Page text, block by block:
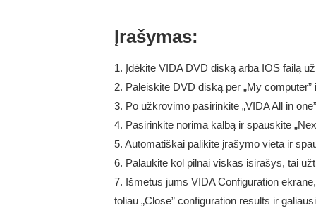
Įrašymas:
1. Įdėkite VIDA DVD diską arba IOS failą
2. Paleiskite DVD diską per „My computer”
3. Po užkrovimo pasirinkite „VIDA All in
4. Pasirinkite norima kalbą ir spauskite
5. Automatiškai palikite įrašymo vieta ir
6. Palaukite kol pilnai viskas isirašys, tai
7. Išmetus jums VIDA Configuration
toliau „Close” configuration results ir